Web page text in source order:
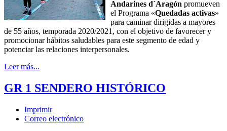
Andarines d´Aragón promueven
el Programa «Quedadas activas»
para caminar dirigidas a mayores
de 55 años, temporada 2020/2021, con el objetivo de favorecer y
promocionar hábitos saludables para este segmento de edad y
potenciar las relaciones interpersonales.
Leer más...
GR 1 SENDERO HISTÓRICO
Imprimir
Correo electrónico